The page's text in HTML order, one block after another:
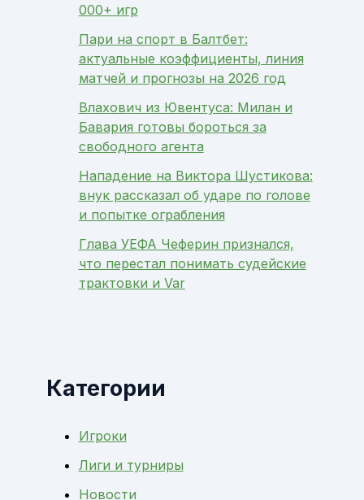
000+ игр
Пари на спорт в Балтбет:
актуальные коэффициенты, линия
матчей и прогнозы на 2026 год
Влахович из Ювентуса: Милан и
Бавария готовы бороться за
свободного агента
Нападение на Виктора Шустикова:
внук рассказал об ударе по голове
и попытке ограбления
Глава УЕФА Чеферин признался,
что перестал понимать судейские
трактовки и Var
Категории
Игроки
Лиги и турниры
Новости